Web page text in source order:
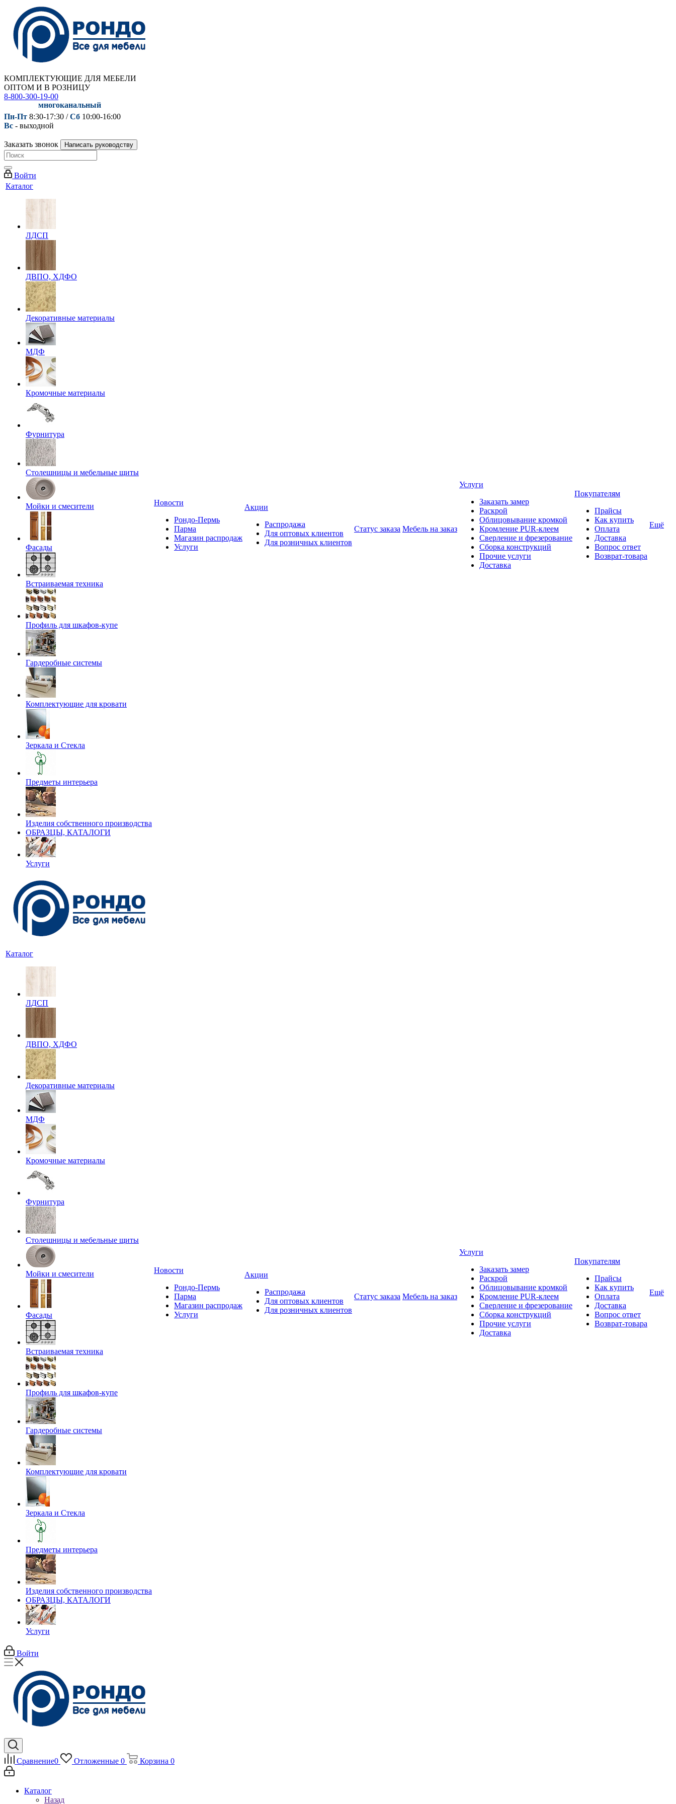
КОМПЛЕКТУЮЩИЕ ДЛЯ МЕБЕЛИ
ОПТОМ И В РОЗНИЦУ
8-800-300-19-00
многоканальный
Пн-Пт 8:30-17:30 /Сб 10:00-16:00
Вс - выходной
Заказать звонок Написать руководству
Войти
Каталог
ЛДСП
ДВПО, ХДФО
Декоративные материалы
МДФ
Кромочные материалы
Фурнитура
Столешницы и мебельные щиты
Мойки и смесители
Фасады
Встраиваемая техника
Профиль для шкафов-купе
Гардеробные системы
Комплектующие для кровати
Зеркала и Стекла
Предметы интерьера
Изделия собственного производства
ОБРАЗЦЫ, КАТАЛОГИ
Услуги
Новости
Рондо-Пермь
Парма
Магазин распродаж
Услуги
Акции
Распродажа
Для оптовых клиентов
Для розничных клиентов
Статус заказа Мебель на заказ
Услуги
Заказать замер
Раскрой
Облицовывание кромкой
Кромление PUR-клеем
Сверление и фрезерование
Сборка конструкций
Прочие услуги
Доставка
Покупателям
Прайсы
Как купить
Оплата
Доставка
Вопрос ответ
Возврат-товара
Ещё
Каталог
ЛДСП
ДВПО, ХДФО
Декоративные материалы
МДФ
Кромочные материалы
Фурнитура
Столешницы и мебельные щиты
Мойки и смесители
Фасады
Встраиваемая техника
Профиль для шкафов-купе
Гардеробные системы
Комплектующие для кровати
Зеркала и Стекла
Предметы интерьера
Изделия собственного производства
ОБРАЗЦЫ, КАТАЛОГИ
Услуги
Новости
Рондо-Пермь
Парма
Магазин распродаж
Услуги
Акции
Распродажа
Для оптовых клиентов
Для розничных клиентов
Статус заказа Мебель на заказ
Услуги
Заказать замер
Раскрой
Облицовывание кромкой
Кромление PUR-клеем
Сверление и фрезерование
Сборка конструкций
Прочие услуги
Доставка
Покупателям
Прайсы
Как купить
Оплата
Доставка
Вопрос ответ
Возврат-товара
Ещё
Войти
Сравнение0 Отложенные 0 Корзина 0
Каталог
Назад